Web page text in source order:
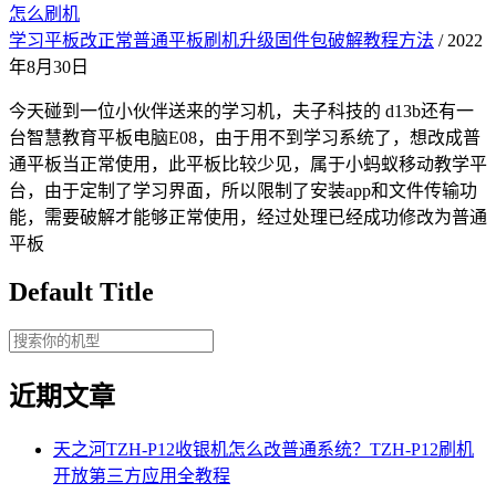
怎么刷机
学习平板改正常普通平板刷机升级固件包破解教程方法 / 2022
年8月30日
今天碰到一位小伙伴送来的学习机，夫子科技的 d13b还有一
台智慧教育平板电脑E08，由于用不到学习系统了，想改成普
通平板当正常使用，此平板比较少见，属于小蚂蚁移动教学平
台，由于定制了学习界面，所以限制了安装app和文件传输功
能，需要破解才能够正常使用，经过处理已经成功修改为普通
平板
Default Title
近期文章
天之河TZH-P12收银机怎么改普通系统？TZH-P12刷机
开放第三方应用全教程